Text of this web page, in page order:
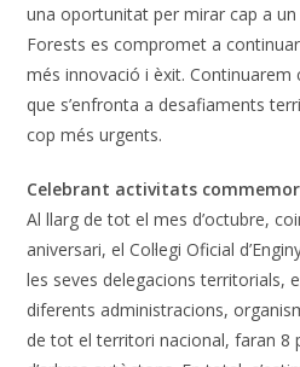
una oportunitat per mirar cap a un
Forests es compromet a
més innovació i èxit.
que s’enfronta a desafiaments
cop més urgents.
Celebrant activitats
Al llarg de tot el mes d’octubre,
aniversari, el Col·legi Oficial
les seves delegacions territorials,
diferents administracions,
de tot el territori nacional, faran 8